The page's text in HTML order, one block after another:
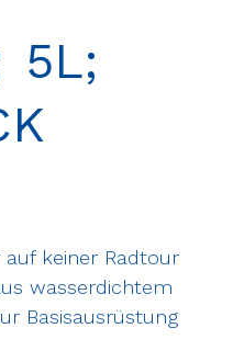
5L;
auf keiner Radtour
wasserdichtem
Basisausrüstung